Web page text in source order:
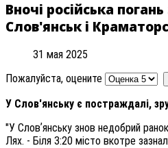
Вночі російська
Слов'янськ і
31 мая 2025
Пожалуйста, оцените
У Слов'янську є постраждалі,
"У Словʼянську знов недобрий
Лях. - Біля 3:20 місто вкотре